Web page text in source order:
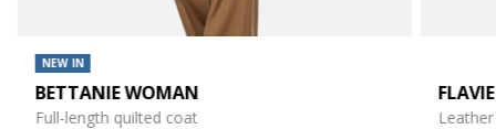
NEW IN
BETTANIE WOMAN
Full-length quilted coat